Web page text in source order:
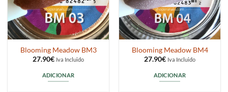
Blooming Meadow BM3
27.90€ Iva Incluido
ADICIONAR
Blooming Meadow BM4
27.90€ Iva Incluido
ADICIONAR